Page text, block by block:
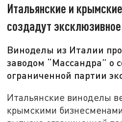
Итальянские и
создадут
Виноделы из Италии
заводом “Массандра” о
ограниченной партии
Итальянские виноделы
крымскими